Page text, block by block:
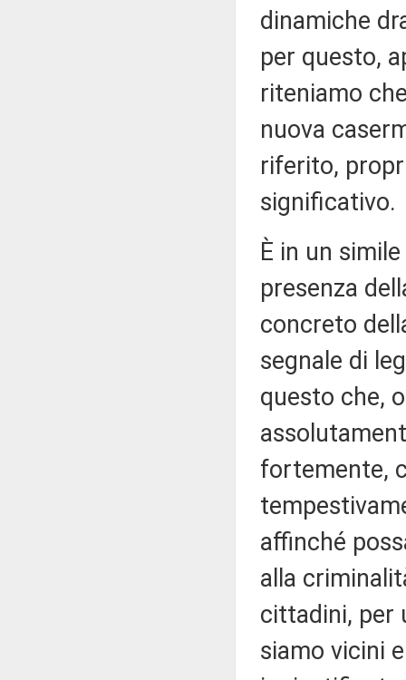
dinamiche
per questo,
riteniamo
nuova
riferito,
significativo.
È in un
presenza
concreto
segnale di
questo che,
fortemente,
affinché
alla
cittadini, per
siamo vicini